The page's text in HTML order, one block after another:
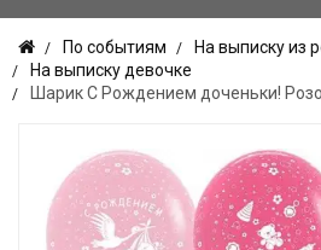
По событиям
На выписку из
На выписку девочке
Шарик С Рождением доченьки!